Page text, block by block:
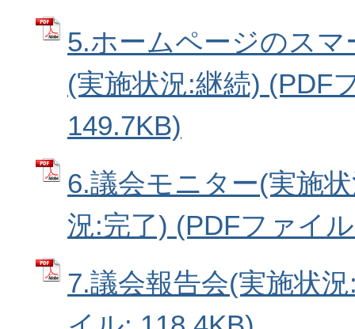
5.ホームページのス
(実施状況:継続) (PDF
149.7KB)
6.議会モニター(実施
況:完了) (PDFファイ
7.議会報告会(実施状